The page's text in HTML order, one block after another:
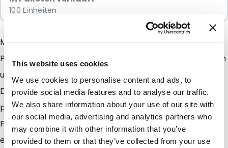
This website uses cookies
We use cookies to personalise content and ads, to
provide social media features and to analyse our traffic.
We also share information about your use of our site with
our social media, advertising and analytics partners who
may combine it with other information that you’ve
provided to them or that they’ve collected from your use
100 Einheiten
Möchten Sie Ihre Food- und / oder Non-Food-
Produkte speziell präsentieren? Schauen Sie sich dann
unsere neuen LamiZip Kraftpapierverpackung an.
Diese Beutel eignen sich hervorragend für feste und
pulverförmige Artikel. Sie können aus fünf natürlichen
Farben wählen, die Ihr Produkt nicht nur auf
einzigartige Weise präsentieren, sondern auch direkt